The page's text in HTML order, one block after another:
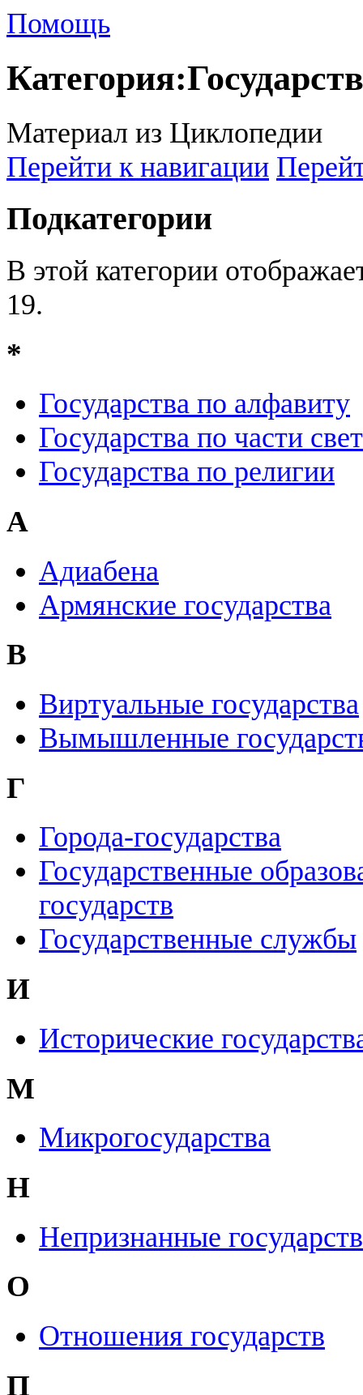
Помощь
Категория:
Материал из Циклопедии
Перейти к навигации
Подкатегории
В этой категории
19.
*
Государства по алфавиту
Государства по части
Государства по религии
А
Адиабена
Армянские государства
В
Виртуальные государства
Вымышленные
Г
Города-государства
Государственные
государств
Государственные службы
И
Исторические
М
Микрогосударства
Н
Непризнанные
О
Отношения государств
П